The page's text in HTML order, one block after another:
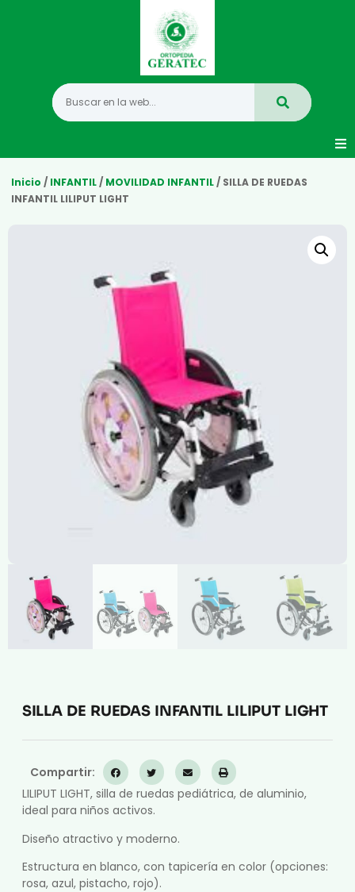
Movilidad
Compresión Médica
Fabricación a Medida
Inicio / INFANTIL/ MOVILIDAD INFANTIL/ SILLA DE RUEDAS
INFANTIL LILIPUT LIGHT
SILLA DE RUEDAS INFANTIL LILIPUT LIGHT
Compartir:
LILIPUT LIGHT, silla de ruedas pediátrica, de aluminio,
ideal para niños activos.
Diseño atractivo y moderno.
Estructura en blanco, con tapicería en color (opciones:
rosa, azul, pistacho, rojo).